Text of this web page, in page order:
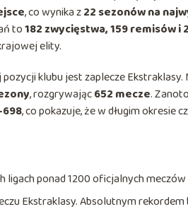
, co wynika z22 sezonów na
to182 zwycięstwa, 159 remisów i
elity.
klubu jest zaplecze
, rozgrywając652 mecze.
, co pokazuje, że w długim okresie
ligach ponad 1200 oficjalnych
Ekstraklasy. Absolutnym